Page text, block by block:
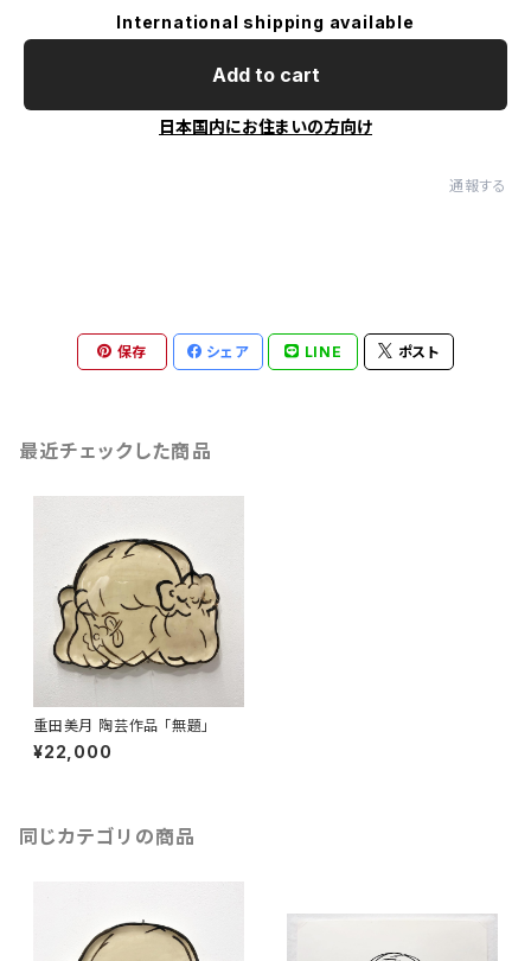
International shipping available
Add to cart
日本国内にお住まいの方向け
通報する
保存 シェア LINE ポスト
最近チェックした商品
重田美月 陶芸作品 「無題」
¥22,000
同じカテゴリの商品